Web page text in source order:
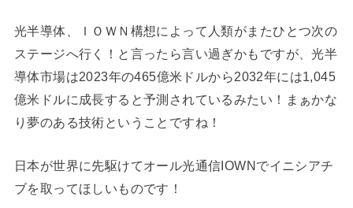
光半導体、ＩＯＷＮ構想によって人類がまたひとつ次の
ステージへ行く！と言ったら言い過ぎかもですが、光半
導体市場は2023年の465億米ドルから2032年には1,045
億米ドルに成長すると予測されているみたい！まぁかな
り夢のある技術ということですね！
日本が世界に先駆けてオール光通信IOWNでイニシアチ
ブを取ってほしいものです！